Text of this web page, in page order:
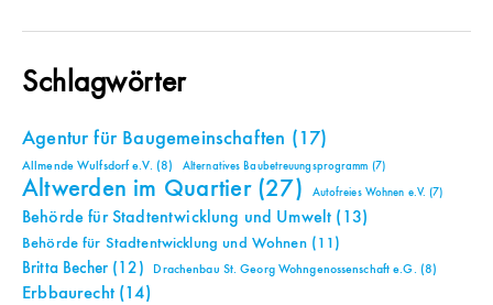
Schlagwörter
Agentur für Baugemeinschaften (17)
Allmende Wulfsdorf e.V. (8) Alternatives Baubetreuungsprogramm (7)
Altwerden im Quartier(27) Autofreies Wohnen e.V. (7)
Behörde für Stadtentwicklung und Umwelt (13)
Behörde für Stadtentwicklung und Wohnen(11)
Britta Becher(12) Drachenbau St. Georg Wohngenossenschaft e.G. (8)
Erbbaurecht(14)